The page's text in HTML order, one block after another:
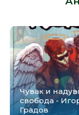
Чувак и
свобода -
Градов